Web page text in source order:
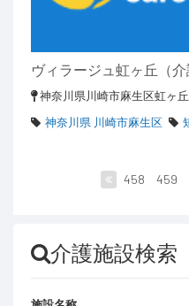
ヴィラージュ虹ヶ丘（
神奈川県川崎市麻生区虹ヶ
神奈川県 川崎市麻生区
458 459
介護施設検索